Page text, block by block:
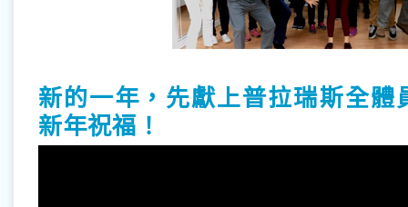
新的一年，先獻上普拉瑞斯全體
新年祝福！